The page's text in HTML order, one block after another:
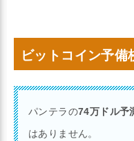
ビットコイン予備
パンテラの74万ドル予
はありません。